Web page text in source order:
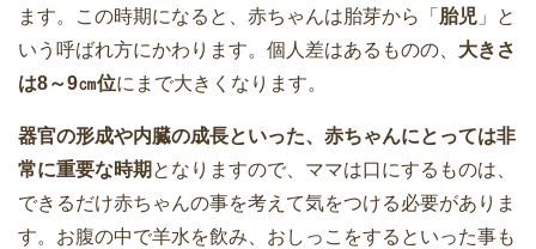
ます。この時期になると、赤ちゃんは胎芽から「 胎児 」と
いう呼ばれ方にかわります。個人差はあるものの、 大きさ
は8～9㎝位にまで大きくなります。
器官の形成や内臓の成長といった、赤ちゃんにとっては非
常に重要な時期 となりますので、ママは口にするものは、
できるだけ赤ちゃんの事を考えて気をつける必要がありま
す。お腹の中で羊水を飲み、おしっこをするといった事も